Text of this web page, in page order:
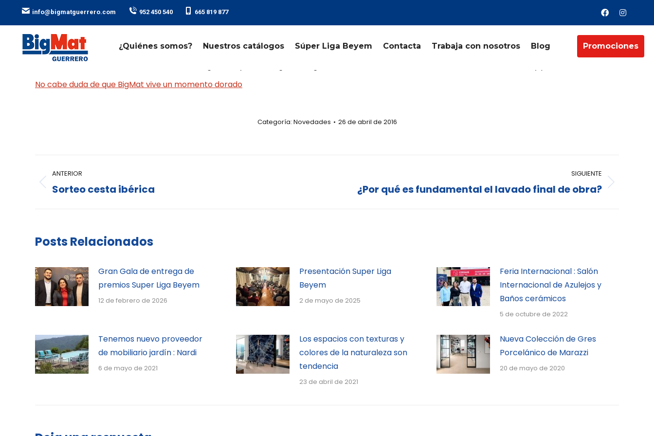
info@bigmatguerrero.com 952 450 540 665 819 877
¿Quiénes somos? Nuestros catálogos Súper Liga Beyem Contacta Trabaja con nosotros Blog Promociones
No cabe duda de que BigMat vive un momento dorado
Categoría: Novedades 26 de abril de 2016
ANTERIOR
Sorteo cesta ibérica
SIGUIENTE
¿Por qué es fundamental el lavado final de obra?
Posts Relacionados
Gran Gala de entrega de
premios Super Liga Beyem
12 de febrero de 2026
Presentación Super Liga
Beyem
2 de mayo de 2025
Feria Internacional : Salón
Internacional de Azulejos y
Baños cerámicos
5 de octubre de 2022
Tenemos nuevo proveedor
de mobiliario jardín : Nardi
6 de mayo de 2021
Los espacios con texturas y
colores de la naturaleza son
tendencia
23 de abril de 2021
Nueva Colección de Gres
Porcelánico de Marazzi
20 de mayo de 2020